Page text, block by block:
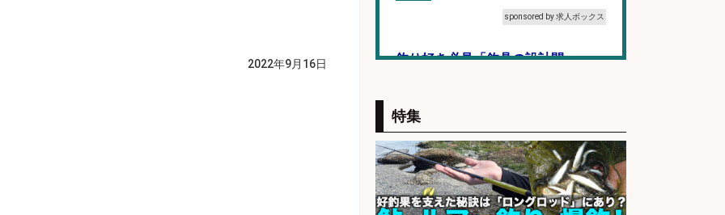
2022年9月16日
sponsored by 求人ボックス
釣り好き必見「釣具の設計開
会社名
sponsored by 求人ボックス
釣り具/評価・テスト・実験/釣り具
部品・工業用部品メーカー/Excel
特集